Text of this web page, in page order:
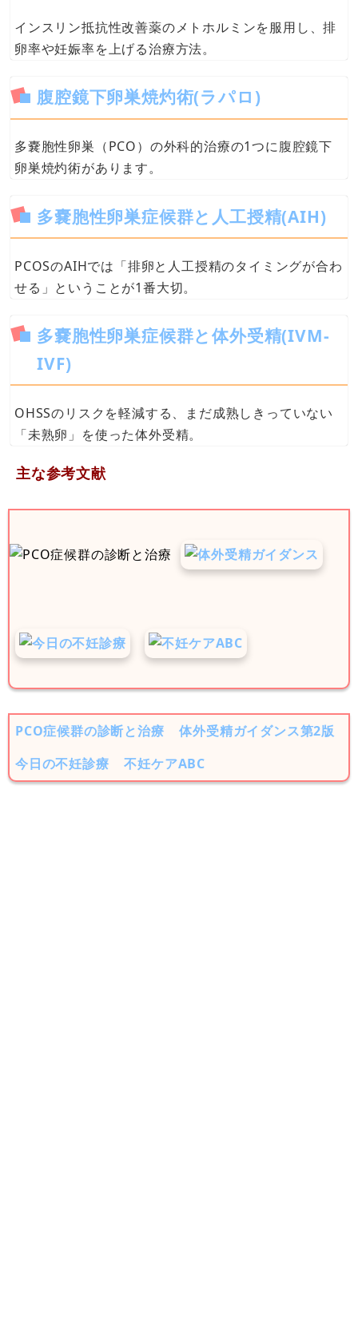
インスリン抵抗性改善薬のメトホルミンを服用し、排
卵率や妊娠率を上げる治療方法。
腹腔鏡下卵巣焼灼術(ラパロ)
多嚢胞性卵巣（PCO）の外科的治療の1つに腹腔鏡下
卵巣焼灼術があります。
多嚢胞性卵巣症候群と人工授精(AIH)
PCOSのAIHでは「排卵と人工授精のタイミングが合わ
せる」ということが1番大切。
多嚢胞性卵巣症候群と体外受精(IVM-
IVF)
OHSSのリスクを軽減する、まだ成熟しきっていない
「未熟卵」を使った体外受精。
主な参考文献
PCO症候群の診断と治療
体外受精ガイダンス第2版
今日の不妊診療
不妊ケアABC